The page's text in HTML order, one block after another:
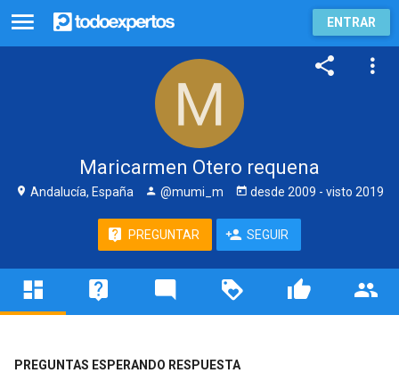
ENTRAR
Maricarmen Otero requena
Andalucía, España @mumi_m desde 2009 - visto 2019
PREGUNTAR SEGUIR
PREGUNTAS ESPERANDO RESPUESTA